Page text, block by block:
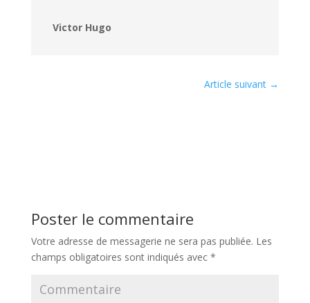
Victor Hugo
Article suivant →
Poster le commentaire
Votre adresse de messagerie ne sera pas publiée. Les
champs obligatoires sont indiqués avec *